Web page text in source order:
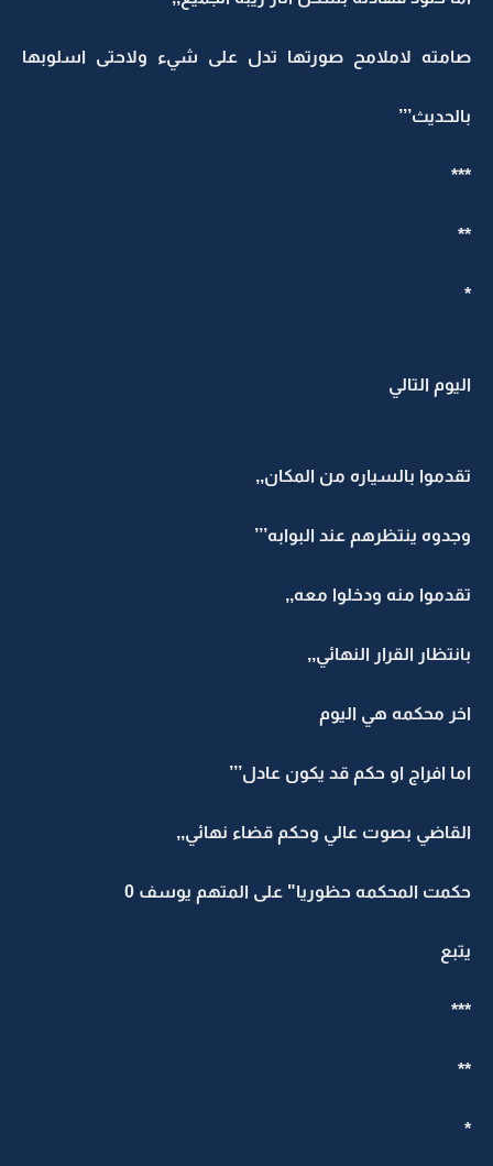
صامته لاملامح صورتها تدل على شيء ولاحتى اسلوبها
بالحديث’’’
***
**
*
اليوم التالي
تقدموا بالسياره من المكان,,
وجدوه ينتظرهم عند البوابه’’’
تقدموا منه ودخلوا معه,,
بانتظار القرار النهائي,,
اخر محكمه هي اليوم
اما افراج او حكم قد يكون عادل’’’
القاضي بصوت عالي وحكم قضاء نهائي,,
حكمت المحكمه حظوريا" على المتهم يوسف 0
يتبع
***
**
*